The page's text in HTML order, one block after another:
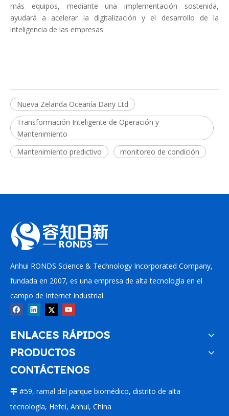
más equipos, mediante una implementación sostenida,
ayudará a acelerar la digitalización y el desarrollo de la
inteligencia de las empresas.
Nueva Zelanda Oceanía Dairy Ltd
Transformación Inteligente de Operación y
Mantenimiento
Mantenimiento predictivo
monitoreo de condición
Anhui RONDS Science & Technology Incorporated Company,
fundada en 2007, es una empresa de alta tecnología en el
campo de Internet industrial.
ENLACES RÁPIDOS
PRODUCTOS
CONTÁCTENOS
 #59, ramal del parque biomédico, distrito de alta
tecnología, Hefei, Anhui, China